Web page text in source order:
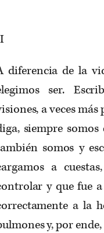
diferencia de la
ser.
a veces más
siempre
somos y
a
y que fue
a la
y, por